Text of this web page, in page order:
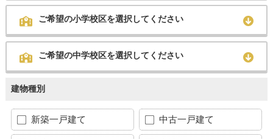
ご希望の小学校区を選択してください
ご希望の中学校区を選択してください
建物種別
新築一戸建て 中古一戸建て